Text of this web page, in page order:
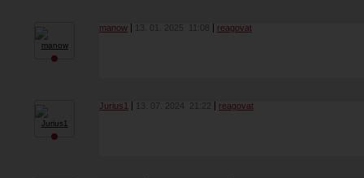
manow 13. 01. 2025 11:08 reagovat
Jurius1 13. 07. 2024 21:22 reagovat